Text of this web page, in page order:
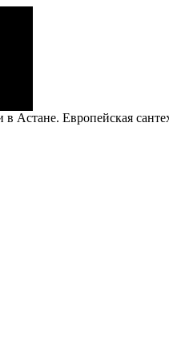
Астане. Европейская